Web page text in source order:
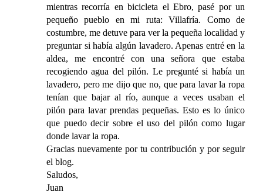
mientras recorría en bicicleta el Ebro, pasé por un
pequeño pueblo en mi ruta: Villafría. Como de
costumbre, me detuve para ver la pequeña localidad y
preguntar si había algún lavadero. Apenas entré en la
aldea, me encontré con una señora que estaba
recogiendo agua del pilón. Le pregunté si había un
lavadero, pero me dijo que no, que para lavar la ropa
tenían que bajar al río, aunque a veces usaban el
pilón para lavar prendas pequeñas. Esto es lo único
que puedo decir sobre el uso del pilón como lugar
donde lavar la ropa.
Gracias nuevamente por tu contribución y por seguir
el blog.
Saludos,
Juan